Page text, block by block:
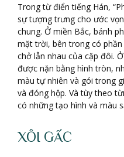
Trong từ điển tiếng Hán,
sự tượng trưng cho ước
chung. Ở miền Bắc, bánh
mặt trời, bên trong có
chở lẫn nhau của cặp đôi.
được nặn bằng hình tròn,
màu tự nhiên và gói trong
và đóng hộp. Và tùy theo
có những tạo hình và màu
XÔI GẤC